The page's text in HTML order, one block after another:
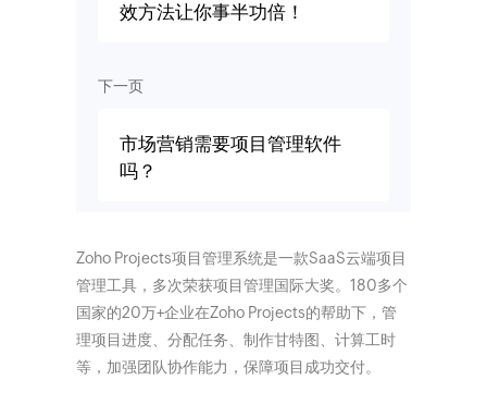
效方法让你事半功倍！
下一页
市场营销需要项目管理软件
吗？
Zoho Projects项目管理系统是一款SaaS云端项目
管理工具，多次荣获项目管理国际大奖。180多个
国家的20万+企业在Zoho Projects的帮助下，管
理项目进度、分配任务、制作甘特图、计算工时
等，加强团队协作能力，保障项目成功交付。